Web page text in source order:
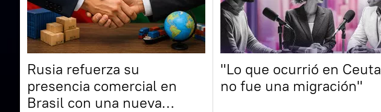
Rusia refuerza su
presencia comercial en
Brasil con una nueva
"Lo que ocurrió en Ceuta
no fue una migración"